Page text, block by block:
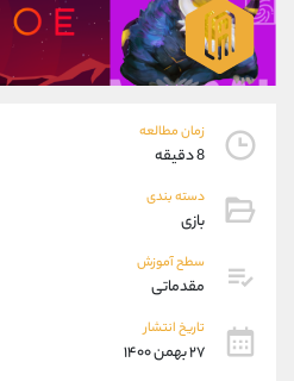
زمان مطالعه
8 دقیقه
دسته بندی
بازی
سطح آموزش
مقدماتی
تاریخ انتشار
۲۷ بهمن ۱۴۰۰
واتساپ
تلگرام
پشتیبان فروش
موبایل
واتساپ
داخلی
اطلاعات تماس (دفتر فروش)